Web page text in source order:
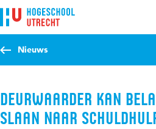
Direct naar de inhoud
Direct naar de hoofdnavigatie
Direct naar de zoekfunctie
Nieuws
Deurwaarder kan
slaan naar